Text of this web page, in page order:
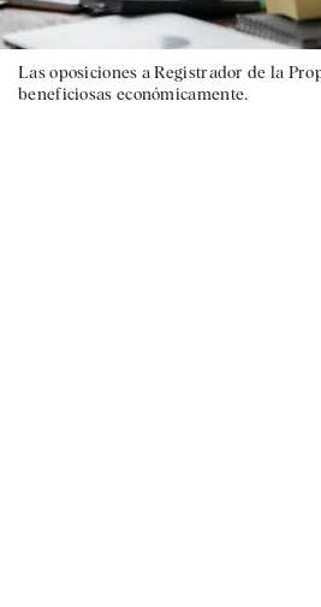
Las oposiciones a Registrador de la
beneficiosas económicamente.